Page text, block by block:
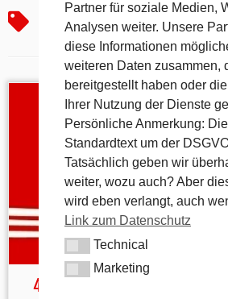
Pommel2K
4. Pommel2K am 1.3.2020
Partner für soziale Medien,
Analysen weiter. Unsere
diese Informationen
weiteren Daten zusammen,
bereitgestellt haben oder
Ihrer Nutzung der Dienste
Persönliche Anmerkung:
Standardtext um der
Tatsächlich geben wir
weiter, wozu auch? Aber
wird eben verlangt, auch
Link zum Datenschutz
TechnicalTechnical
MarketingMarketing